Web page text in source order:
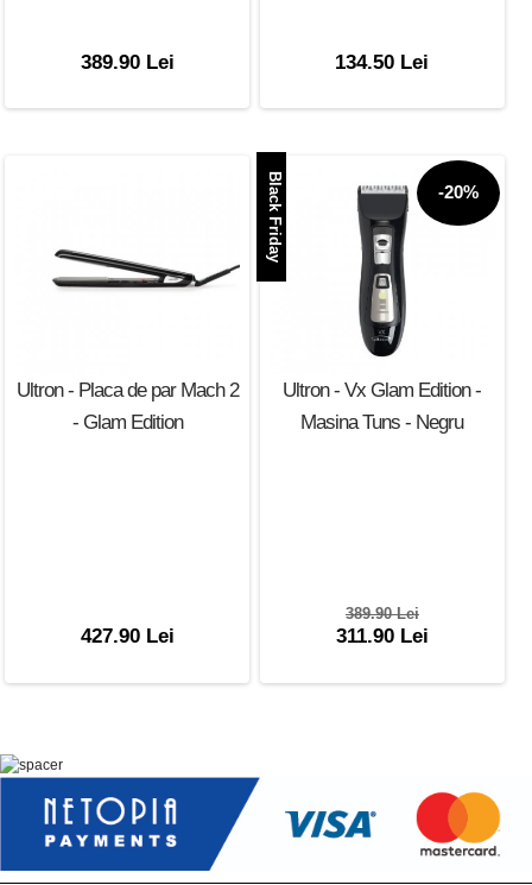
389.90 Lei 134.50 Lei
Ultron - Placa de par Mach 2
- Glam Edition
427.90 Lei
Black Friday -20%
Ultron - Vx Glam Edition -
Masina Tuns - Negru
389.90 Lei
311.90 Lei